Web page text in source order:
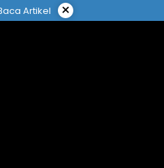
Artikel ×